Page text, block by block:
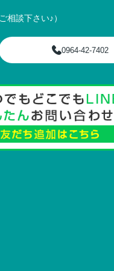
相談下さい♪）
0964-42-7402